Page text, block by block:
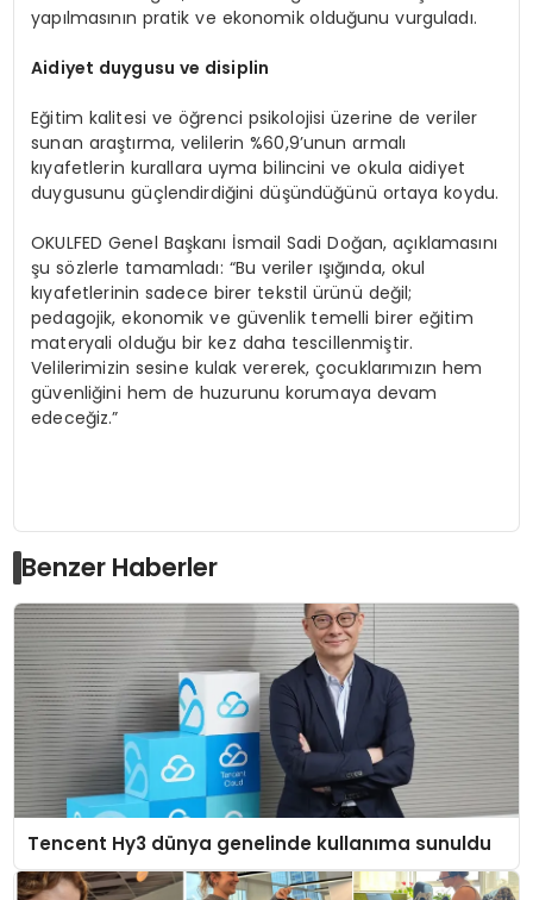
yapılmasının pratik ve ekonomik olduğunu vurguladı.
Aidiyet duygusu ve disiplin
Eğitim kalitesi ve öğrenci psikolojisi üzerine de veriler
sunan araştırma, velilerin %60,9’unun armalı
kıyafetlerin kurallara uyma bilincini ve okula aidiyet
duygusunu güçlendirdiğini düşündüğünü ortaya koydu.
OKULFED Genel Başkanı İsmail Sadi Doğan, açıklamasını
şu sözlerle tamamladı: “Bu veriler ışığında, okul
kıyafetlerinin sadece birer tekstil ürünü değil;
pedagojik, ekonomik ve güvenlik temelli birer eğitim
materyali olduğu bir kez daha tescillenmiştir.
Velilerimizin sesine kulak vererek, çocuklarımızın hem
güvenliğini hem de huzurunu korumaya devam
edeceğiz.”
Benzer Haberler
Tencent Hy3 dünya genelinde kullanıma sunuldu